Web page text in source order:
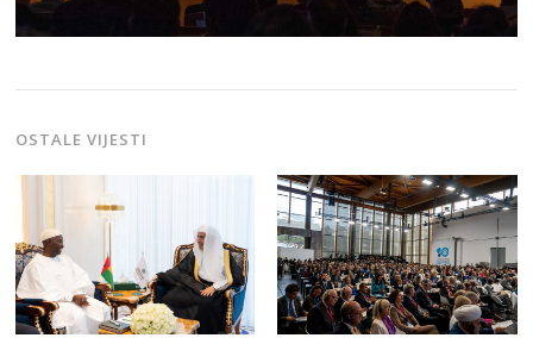
OSTALE VIJESTI